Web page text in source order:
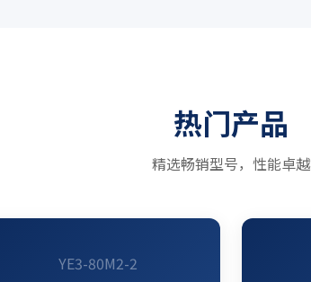
热门产品
精选畅销型号，性能卓越
YE3-80M2-2